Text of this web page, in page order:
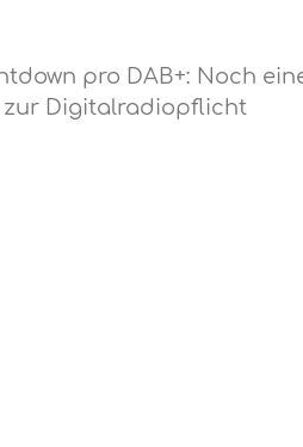
pro DAB+: Noch
zur Digitalradiopflicht